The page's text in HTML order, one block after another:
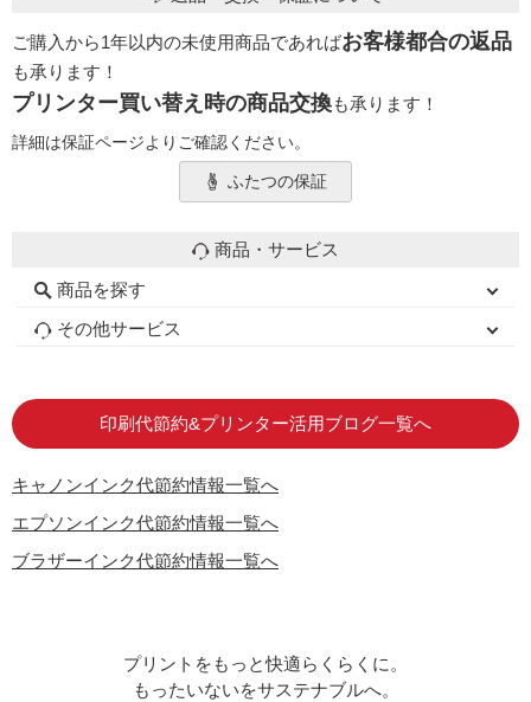
ご購入から1年以内の未使用商品であればお客様都合の返品
も承ります！
プリンター買い替え時の商品交換も承ります！
詳細は保証ページよりご確認ください。
ふたつの保証
商品・サービス
商品を探す
初心者用セット
キャノンインク
エプソンインク
ブラザーインク
詰め替えインク
互換インクボトル
互換インクカートリッジ
再生インクカートリッジ
トナーカートリッジ
その他サービス
印刷代節約&プリンター活用ブログ一覧へ
キャノンインク代節約情報一覧へ
エプソンインク代節約情報一覧へ
ブラザーインク代節約情報一覧へ
プリントをもっと快適らくらくに。
もったいないをサステナブルへ。